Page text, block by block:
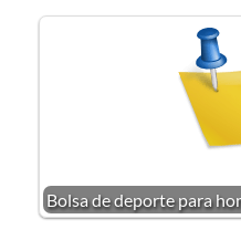
Bolsa de deporte para